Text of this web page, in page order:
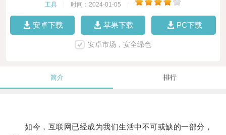
工具 时间：2024-01-05
安卓下载 苹果下载 PC下载
安卓市场，安全绿色
简介 排行
如今，互联网已经成为我们生活中不可或缺的一部分，